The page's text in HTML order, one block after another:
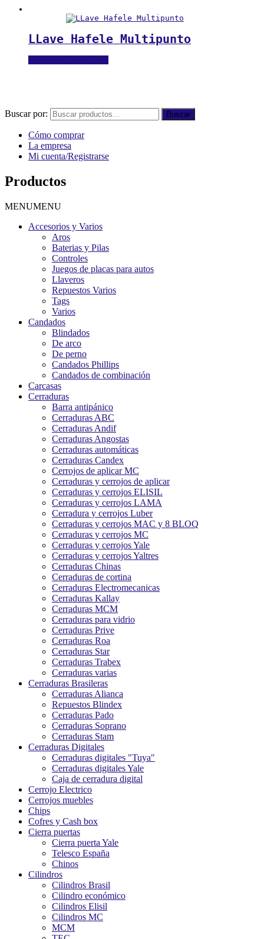
LLave Hafele Multipunto
Buscar por: Buscar
Cómo comprar
La empresa
Mi cuenta/Registrarse
Productos
MENUMENU
Accesorios y Varios
Aros
Baterias y Pilas
Controles
Juegos de placas para autos
Llaveros
Repuestos Varios
Tags
Varios
Candados
Blindados
De arco
De perno
Candados Phillips
Candados de combinación
Carcasas
Cerraduras
Barra antipánico
Cerraduras ABC
Cerraduras Andif
Cerraduras Angostas
Cerraduras automáticas
Cerraduras Candex
Cerrojos de aplicar MC
Cerraduras y cerrojos de aplicar
Cerraduras y cerrojos ELISIL
Cerraduras y cerrojos LAMA
Cerradura y cerrojos Luber
Cerraduras y cerrojos MAC y 8 BLOQ
Cerraduras y cerrojos MC
Cerraduras y cerrojos Yale
Cerraduras y cerrojos Yaltres
Cerraduras Chinas
Cerraduras de cortina
Cerraduras Electromecanicas
Cerraduras Kallay
Cerraduras MCM
Cerraduras para vidrio
Cerraduras Prive
Cerraduras Roa
Cerraduras Star
Cerraduras Trabex
Cerraduras varias
Cerraduras Brasileras
Cerraduras Alianca
Repuestos Blindex
Cerraduras Pado
Cerraduras Soprano
Cerraduras Stam
Cerraduras Digitales
Cerraduras digitales "Tuya"
Cerraduras digitales Yale
Caja de cerradura digital
Cerrojo Electrico
Cerrojos muebles
Chips
Cofres y Cash box
Cierra puertas
Cierra puerta Yale
Telesco España
Chinos
Cilindros
Cilindros Brasil
Cilindro económico
Cilindros Elisil
Cilindros MC
MCM